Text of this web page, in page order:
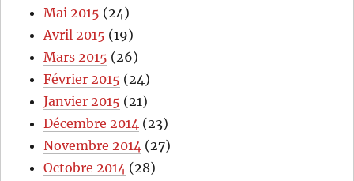
Mai 2015 (24)
Avril 2015 (19)
Mars 2015 (26)
Février 2015 (24)
Janvier 2015 (21)
Décembre 2014 (23)
Novembre 2014 (27)
Octobre 2014 (28)